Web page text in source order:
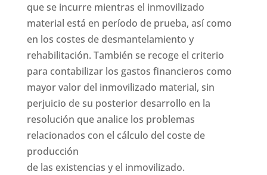
que se incurre mientras el inmovilizado
material está en período de prueba, así como
en los costes de desmantelamiento y
rehabilitación. También se recoge el criterio
para contabilizar los gastos financieros como
mayor valor del inmovilizado material, sin
perjuicio de su posterior desarrollo en la
resolución que analice los problemas
relacionados con el cálculo del coste de
producción
de las existencias y el inmovilizado.